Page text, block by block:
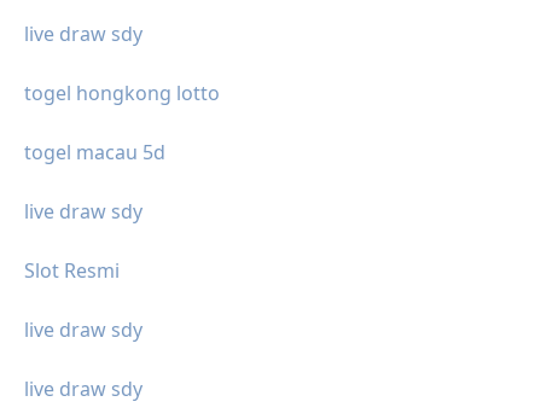
live draw sdy
togel hongkong lotto
togel macau 5d
live draw sdy
Slot Resmi
live draw sdy
live draw sdy